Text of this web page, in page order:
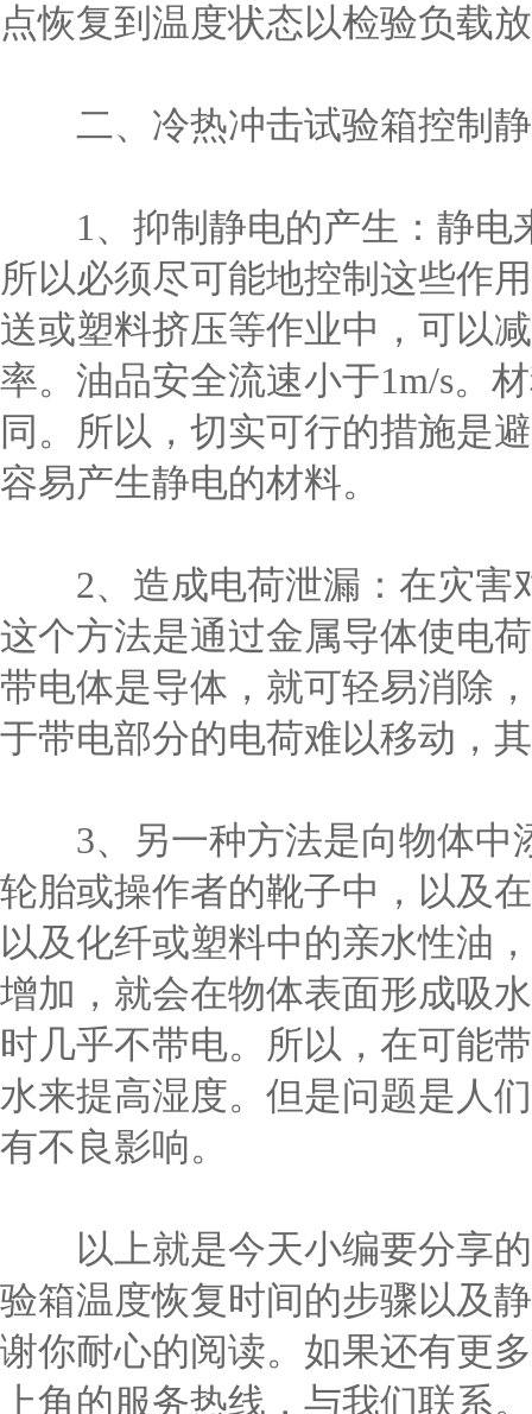
点恢复到温度状态以检验负载
二、冷热冲击试验箱控制静
1、抑制静电的产生：静电
所以必须尽可能地控制这些作
送或塑料挤压等作业中，可以
率。油品安全流速小于1m/s。
同。所以，切实可行的措施是
容易产生静电的材料。
2、造成电荷泄漏：在灾害
这个方法是通过金属导体使电
带电体是导体，就可轻易消除
于带电部分的电荷难以移动，
3、另一种方法是向物体中
轮胎或操作者的靴子中，以及
以及化纤或塑料中的亲水性油
增加，就会在物体表面形成吸
时几乎不带电。所以，在可能
水来提高湿度。但是问题是人
有不良影响。
以上就是今天小编要分享的
验箱温度恢复时间的步骤以及
谢你耐心的阅读。如果还有更
上角的服务热线，与我们联系。